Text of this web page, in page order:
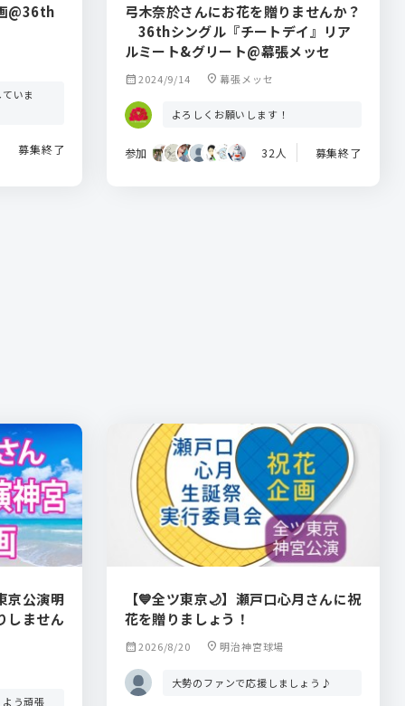
@36th
いま
募集終了
弓木奈於さんにお花を贈りませんか？
36thシングル『チートデイ』リア
ルミート&グリート@幕張メッセ
calendar_month2024/9/14 location_on 幕張メッセ
よろしくお願いします！
参加 32人 募集終了
京公演明
しません
う頑張
【💙全ツ東京🌙】瀬戸口心月さんに祝
花を贈りましょう！
calendar_month2026/8/20 location_on 明治神宮球場
大勢のファンで応援しましょう♪